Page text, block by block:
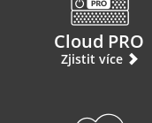
Cloud PRO
Zjistit více